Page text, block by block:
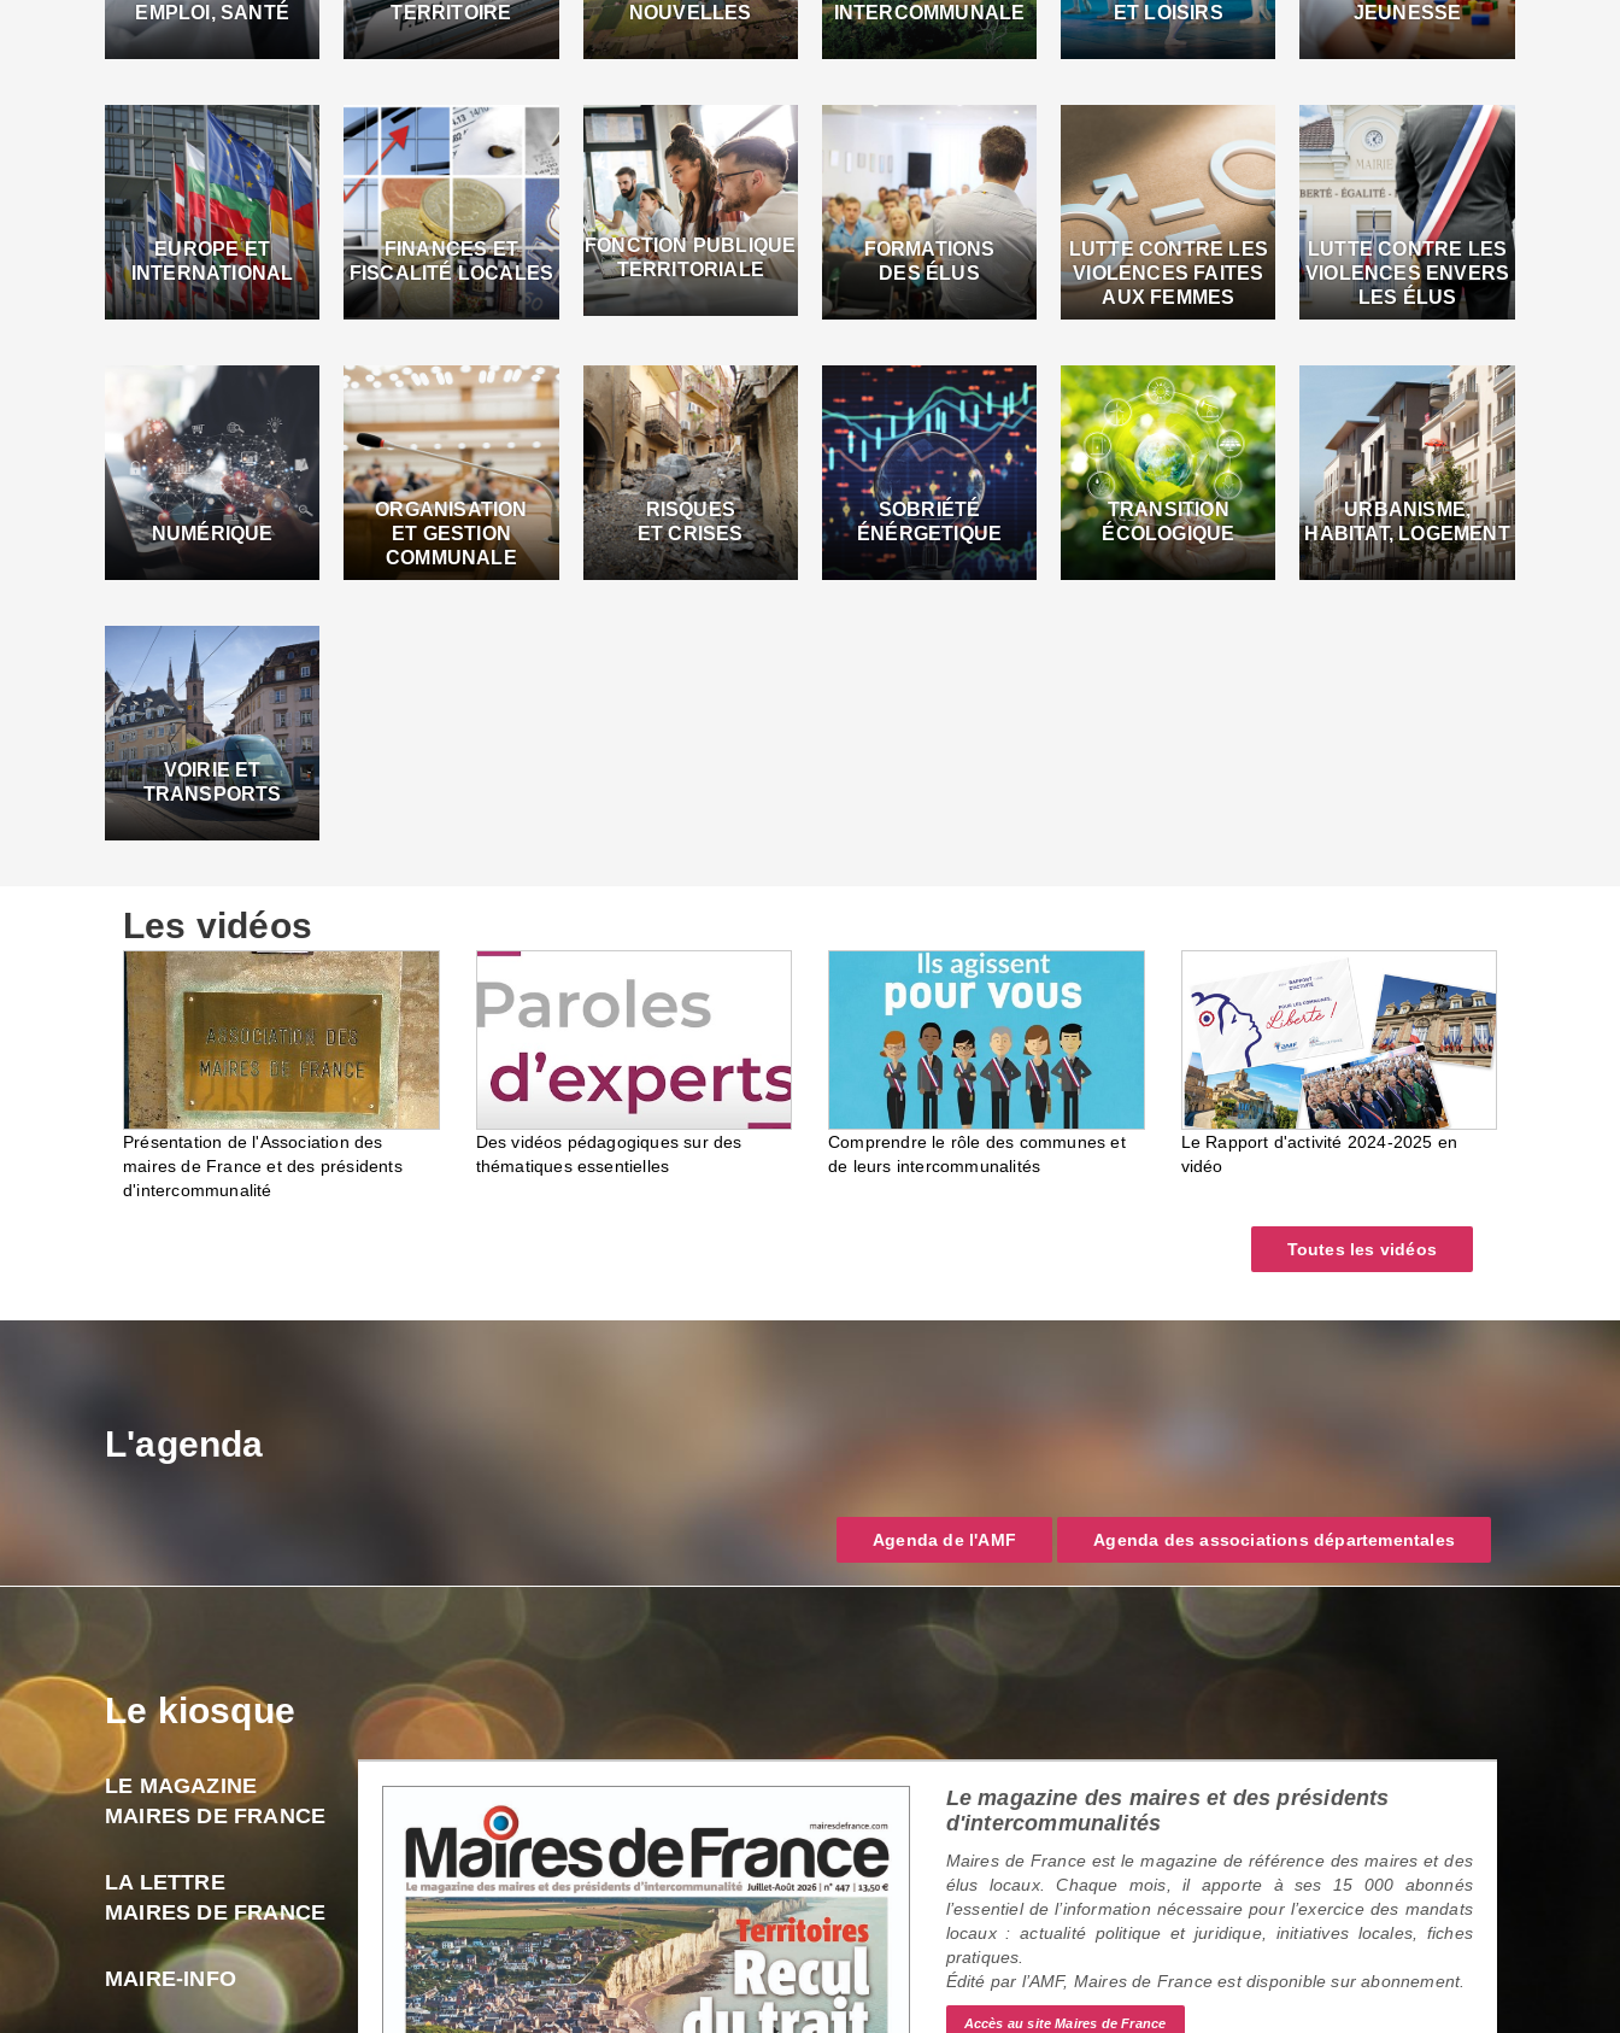
EMPLOI, SANTÉ
TERRITOIRE
NOUVELLES
INTERCOMMUNALE
ET LOISIRS
JEUNESSE
EUROPE ET
INTERNATIONAL
FINANCES ET
FISCALITÉ LOCALES
FONCTION PUBLIQUE
TERRITORIALE
FORMATIONS
DES ÉLUS
LUTTE CONTRE LES
VIOLENCES FAITES
AUX FEMMES
LUTTE CONTRE LES
VIOLENCES ENVERS
LES ÉLUS
NUMÉRIQUE
ORGANISATION
ET GESTION
COMMUNALE
RISQUES
ET CRISES
SOBRIÉTÉ
ÉNÉRGETIQUE
TRANSITION
ÉCOLOGIQUE
URBANISME,
HABITAT, LOGEMENT
VOIRIE ET
TRANSPORTS
Les vidéos
Présentation de l'Association des
maires de France et des présidents
d'intercommunalité
Des vidéos pédagogiques sur des
thématiques essentielles
Comprendre le rôle des communes et
de leurs intercommunalités
Le Rapport d'activité 2024-2025 en
vidéo
Toutes les vidéos
L'agenda
Agenda de l'AMF Agenda des associations départementales
Le kiosque
LE MAGAZINE
MAIRES DE FRANCE
LA LETTRE
MAIRES DE FRANCE
MAIRE-INFO
Le magazine des maires et des présidents
d'intercommunalités
Maires de France est le magazine de référence des maires et des
élus locaux. Chaque mois, il apporte à ses 15 000 abonnés
l’essentiel de l’information nécessaire pour l’exercice des mandats
locaux : actualité politique et juridique, initiatives locales, fiches
pratiques.
Édité par l’AMF, Maires de France est disponible sur abonnement.
Accès au site Maires de France